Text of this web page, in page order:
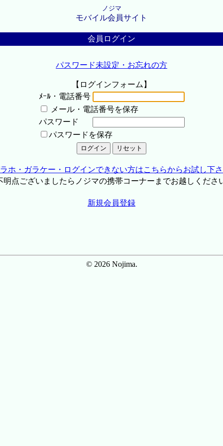
ノジマ
モバイル会員サイト
会員ログイン
パスワード未設定・お忘れの方
【ログインフォーム】
ﾒｰﾙ・電話番号
メール・電話番号を保存
パスワード
パスワードを保存
ホ・ガラケー・ログインできない方はこちらからお試し下
点ございましたらノジマの携帯コーナーまでお越しくださ
新規会員登録
© 2026 Nojima.